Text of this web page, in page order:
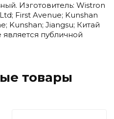
Изготовитель: Wistron
First Avenue; Kunshan
Kunshan; Jiangsu; Китай
публичной
товары